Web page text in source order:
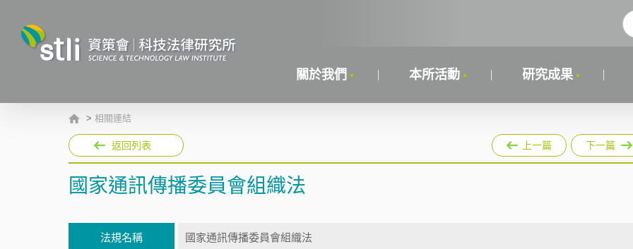
關於我們 本所活動 研究成果
> 相關連結
返回列表 上一篇 下一篇
國家通訊傳播委員會組織法
法規名稱 國家通訊傳播委員會組織法